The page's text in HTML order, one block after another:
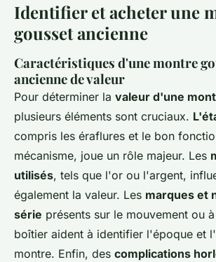
Identifier et acheter une
gousset ancienne
Caractéristiques d'une montre
ancienne de valeur
Pour déterminer la valeur d'une
plusieurs éléments sont cruciaux.
compris les éraflures et le bon
mécanisme, joue un rôle majeur. Les
utilisés, tels que l'or ou l'argent,
également la valeur. Les marques et
série présents sur le mouvement ou
boîtier aident à identifier l'époque et
montre. Enfin, des complications